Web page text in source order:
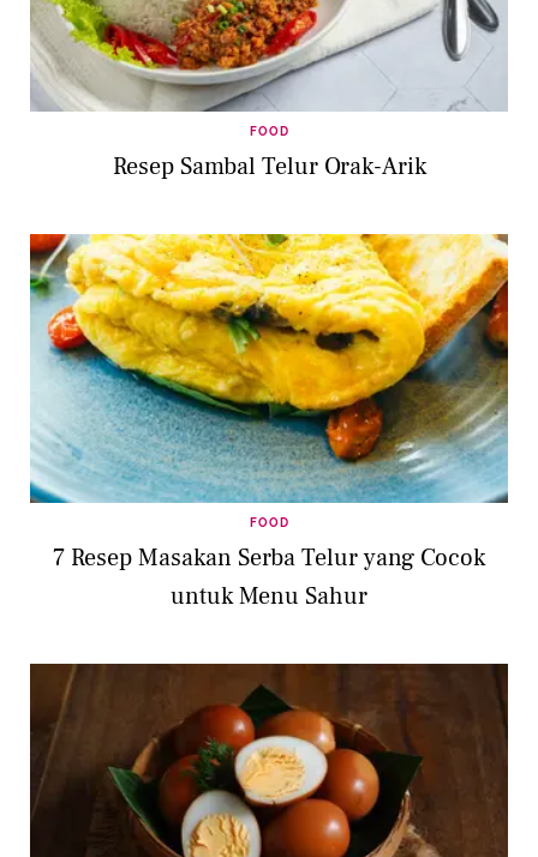
FOOD
Resep Sambal Telur Orak-Arik
FOOD
7 Resep Masakan Serba Telur yang Cocok
untuk Menu Sahur